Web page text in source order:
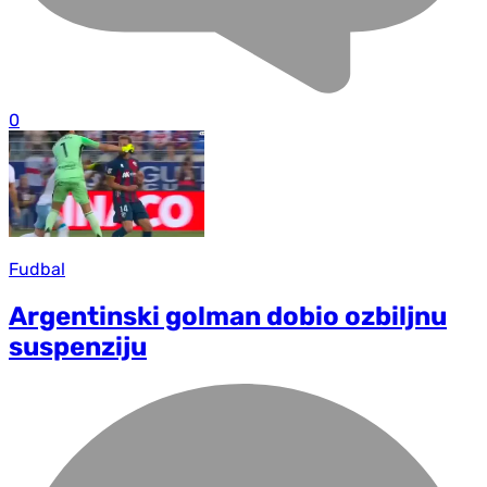
0
Fudbal
Argentinski golman dobio ozbiljnu
suspenziju